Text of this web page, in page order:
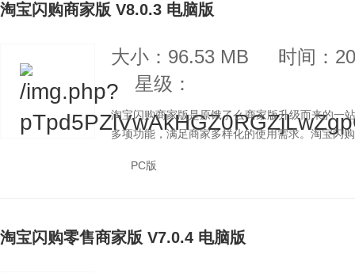
淘宝闪购商家版 V8.0.3 电脑版
大小：96.53 MB
时间：
星级：
淘宝闪购商家版是原饿了么商家版升级而来的一
多项功能，满足商家多样化的使用需求。淘宝闪
PC版
淘宝闪购零售商家版 V7.0.4 电脑版